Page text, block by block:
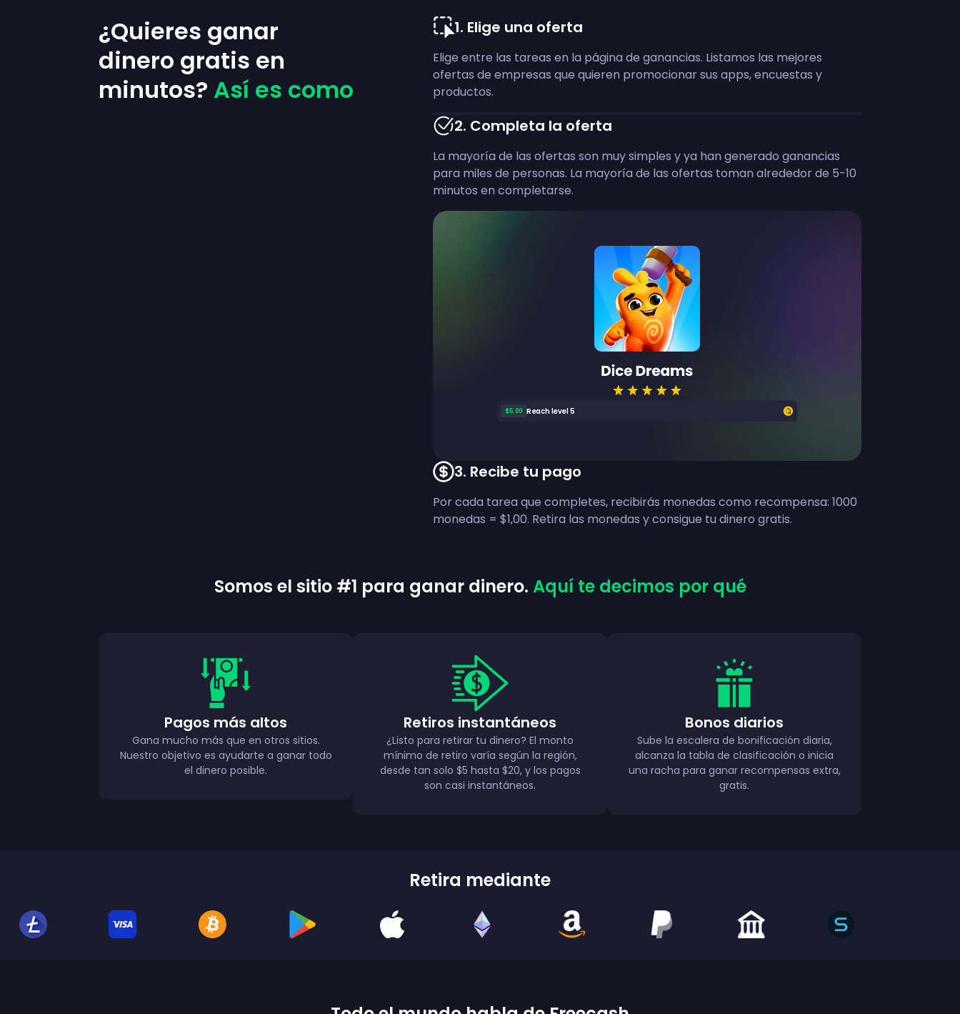
¿Quieres ganar
dinero gratis en
minutos? Así es como
1. Elige una oferta
Elige entre las tareas en la página de ganancias. Listamos las mejores
ofertas de empresas que quieren promocionar sus apps, encuestas y
productos.
2. Completa la oferta
La mayoría de las ofertas son muy simples y ya han generado ganancias
para miles de personas. La mayoría de las ofertas toman alrededor de 5-10
minutos en completarse.
$5.00 Reach level 5
3. Recibe tu pago
Por cada tarea que completes, recibirás monedas como recompensa: 1000
monedas = $1,00. Retira las monedas y consigue tu dinero gratis.
Somos el sitio #1 para ganar dinero. Aquí te decimos por qué
Pagos más altos
Gana mucho más que en otros sitios.
Nuestro objetivo es ayudarte a ganar todo
el dinero posible.
Retiros instantáneos
¿Listo para retirar tu dinero? El monto
mínimo de retiro varía según la región,
desde tan solo $5 hasta $20, y los pagos
son casi instantáneos.
Bonos diarios
Sube la escalera de bonificación diaria,
alcanza la tabla de clasificación o inicia
una racha para ganar recompensas extra,
gratis.
Retira mediante